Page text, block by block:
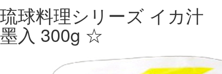
琉球料理シリーズ イカ汁
墨入 300g ☆